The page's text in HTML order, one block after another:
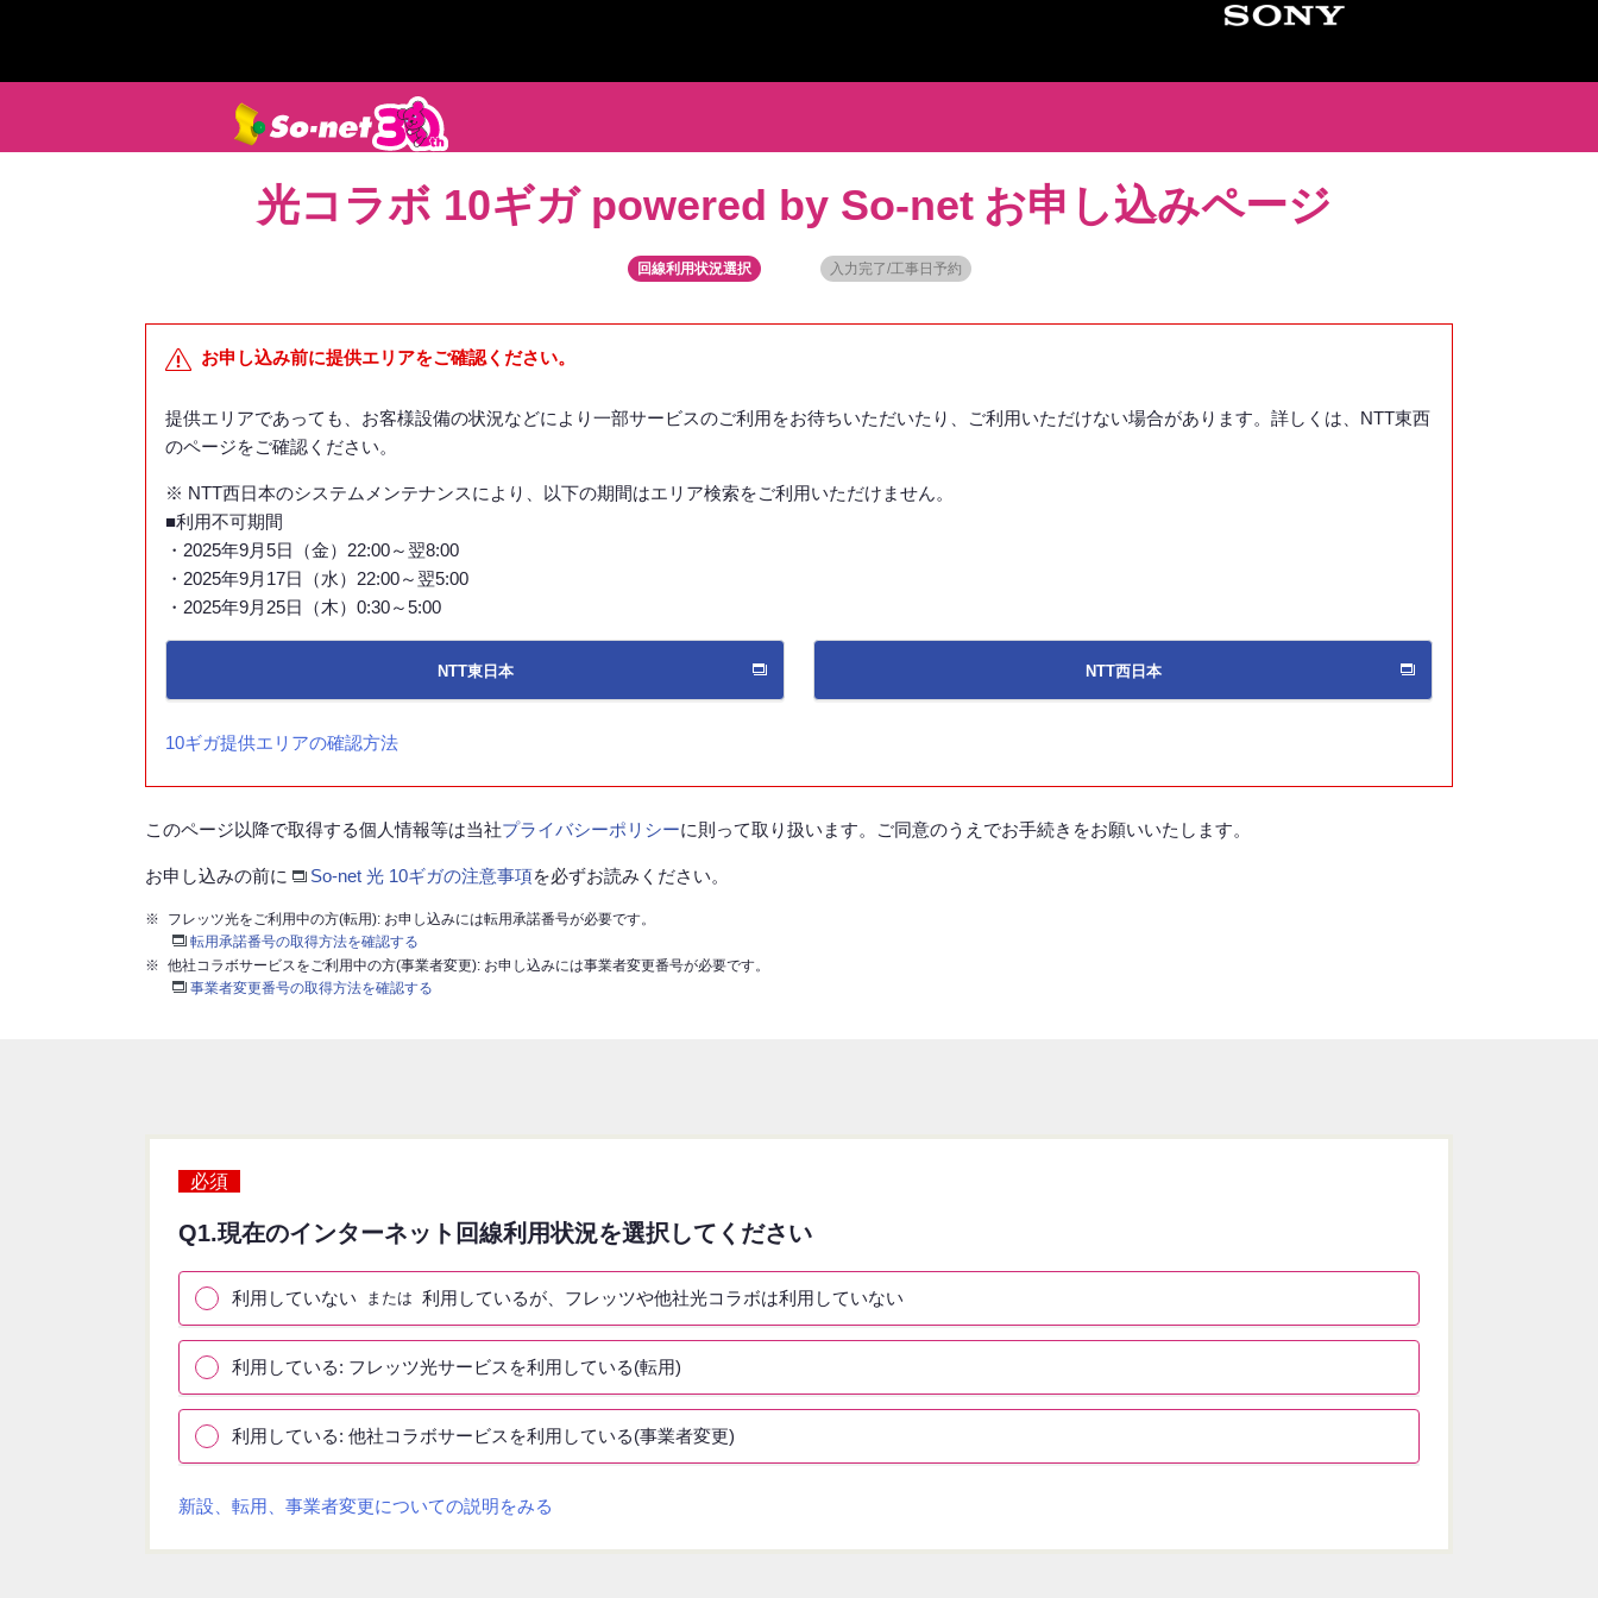
光コラボ 10ギガ powered by So-net お申し込みページ
回線利用状況選択 入力完了/工事日予約
お申し込み前に提供エリアをご確認ください。
提供エリアであっても、お客様設備の状況などにより一部サービスのご利用をお待ちいただいたり、ご利用いただけない場合があります。詳しくは、NTT東西
のページをご確認ください。
※ NTT西日本のシステムメンテナンスにより、以下の期間はエリア検索をご利用いただけません。
■利用不可期間
・2025年9月5日（金）22:00～翌8:00
・2025年9月17日（水）22:00～翌5:00
・2025年9月25日（木）0:30～5:00
NTT東日本 NTT西日本
10ギガ提供エリアの確認方法
このページ以降で取得する個人情報等は当社プライバシーポリシーに則って取り扱います。ご同意のうえでお手続きをお願いいたします。
お申し込みの前に So-net 光 10ギガの注意事項を必ずお読みください。
※
フレッツ光をご利用中の方(転用): お申し込みには転用承諾番号が必要です。
転用承諾番号の取得方法を確認する
※ 他社コラボサービスをご利用中の方(事業者変更): お申し込みには事業者変更番号が必要です。
事業者変更番号の取得方法を確認する
必須
Q1.現在のインターネット回線利用状況を選択してください
利用していない または 利用しているが、フレッツや他社光コラボは利用していない
利用している: フレッツ光サービスを利用している(転用)
利用している: 他社コラボサービスを利用している(事業者変更)
新設、転用、事業者変更についての説明をみる